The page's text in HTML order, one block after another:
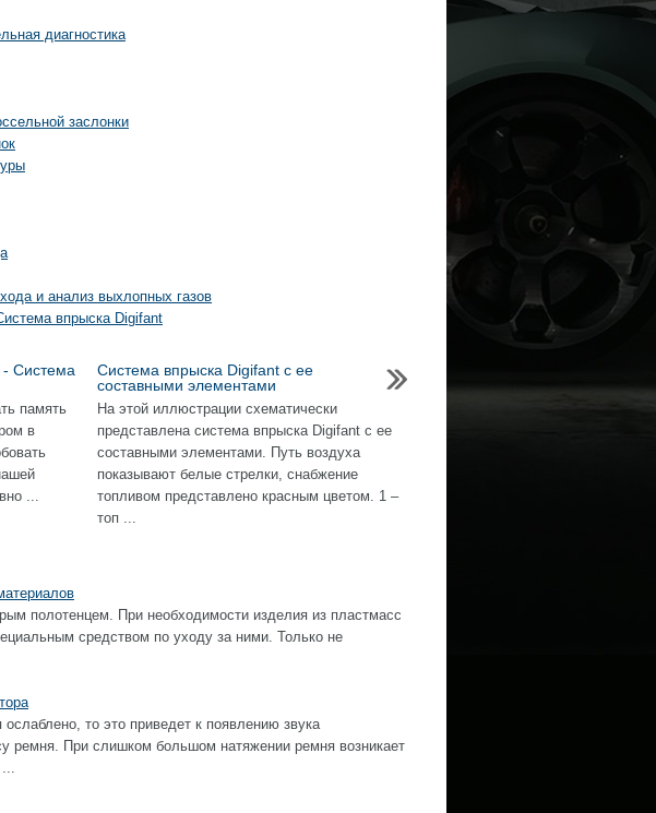
диагностика
заслонки
и анализ выхлопных газов
впрыска Digifant
- Система
память
в
...
Система впрыска Digifant с ее
составными элементами
На этой иллюстрации схематически
представлена система впрыска Digifant с ее
составными элементами. Путь воздуха
показывают белые стрелки, снабжение
топливом представлено красным цветом. 1 –
топ ...
полотенцем. При необходимости изделия из пластмасс
средством по уходу за ними. Только не
то это приведет к появлению звука
ремня. При слишком большом натяжении ремня возникает
...